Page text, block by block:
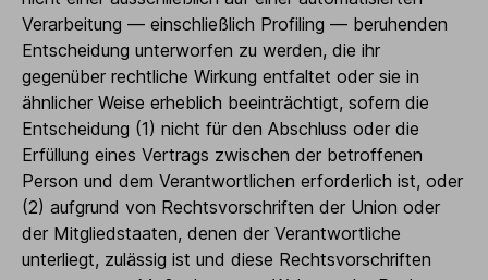
Verarbeitung — einschließlich Profiling — beruhenden
Entscheidung unterworfen zu werden, die ihr
gegenüber rechtliche Wirkung entfaltet oder sie in
ähnlicher Weise erheblich beeinträchtigt, sofern die
Entscheidung (1) nicht für den Abschluss oder die
Erfüllung eines Vertrags zwischen der betroffenen
Person und dem Verantwortlichen erforderlich ist, oder
(2) aufgrund von Rechtsvorschriften der Union oder
der Mitgliedstaaten, denen der Verantwortliche
unterliegt, zulässig ist und diese Rechtsvorschriften